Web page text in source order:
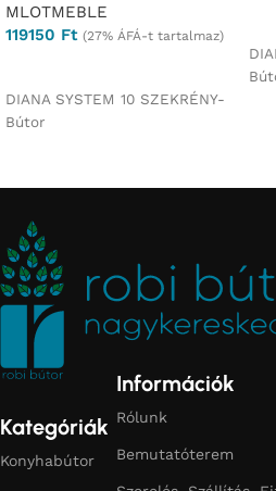
MLOTMEBLE
119150 Ft (27% ÁFÁ-t tartalmaz)
DIANA SYSTEM 10 SZEKRÉNY-
Bútor
Kategóriák
Konyhabútor
Információk
Rólunk
Bemutatóterem